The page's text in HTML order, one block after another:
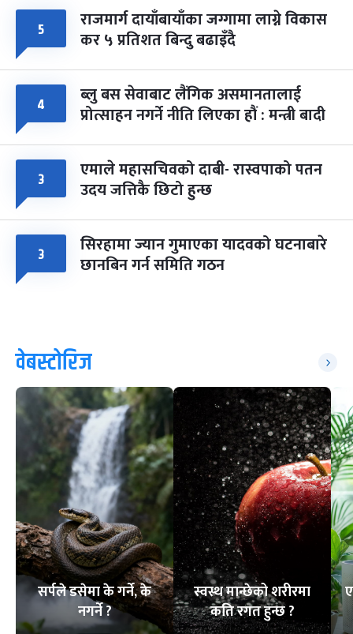
५ राजमार्ग दायाँबायाँका जग्गामा लाग्ने विकास
कर ५ प्रतिशत बिन्दु बढाइँदै
४ ब्लु बस सेवाबाट लैंगिक असमानतालाई
प्रोत्साहन नगर्ने नीति लिएका हौं : मन्त्री बादी
३ एमाले महासचिवको दाबी- रास्वपाको पतन
उदय जत्तिकै छिटो हुन्छ
३ सिरहामा ज्यान गुमाएका यादवको घटनाबारे
छानबिन गर्न समिति गठन
वेबस्टोरिज
सर्पले डसेमा के गर्ने, के
नगर्ने ?
स्वस्थ मान्छेको शरीरमा
कति रगत हुन्छ ?